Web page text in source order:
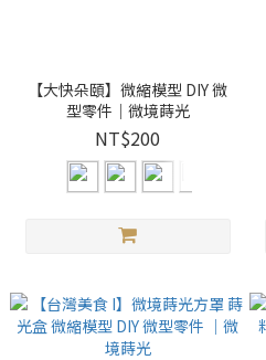
【大快朵頤】微縮模型 DIY 微
型零件｜微境蒔光
NT$200